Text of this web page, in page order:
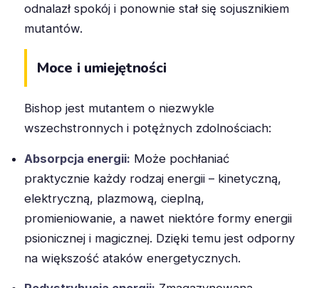
odnalazł spokój i ponownie stał się sojusznikiem
mutantów.
Moce i umiejętności
Bishop jest mutantem o niezwykle
wszechstronnych i potężnych zdolnościach:
Absorpcja energii: Może pochłaniać
praktycznie każdy rodzaj energii – kinetyczną,
elektryczną, plazmową, cieplną,
promieniowanie, a nawet niektóre formy energii
psionicznej i magicznej. Dzięki temu jest odporny
na większość ataków energetycznych.